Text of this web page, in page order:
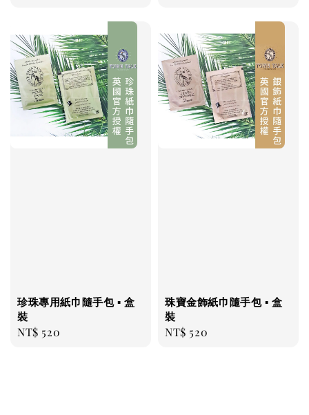
珍珠專用紙巾隨手包 ▪ 盒
裝
Regular
NT$ 520
珠寶金飾紙巾隨手包 ▪ 盒
裝
Regular
NT$ 520